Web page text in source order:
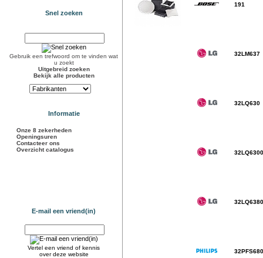
Snel zoeken
Gebruik een trefwoord om te vinden wat
u zoekt
Uitgebreid zoeken
Bekijk alle producten
Informatie
Onze 8 zekerheden
Openingsuren
Contacteer ons
Overzicht catalogus
E-mail een vriend(in)
Vertel een vriend of kennis
over deze website
191
32LM637
32LQ630